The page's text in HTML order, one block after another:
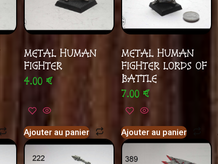
METAL HUMAN
FIGHTER
4.00 €
Ajouter au panier
METAL HUMAN
FIGHTER LORDS OF
BATTLE
7.00 €
Ajouter au panier